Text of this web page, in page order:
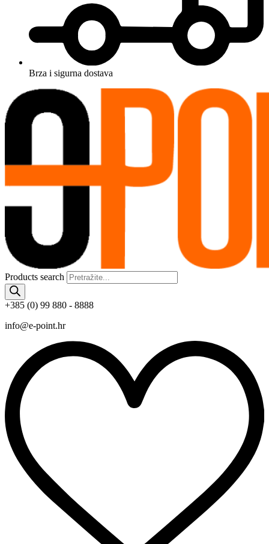
Brza i sigurna dostava
Products search
+385 (0) 99 880 - 8888
info@e-point.hr